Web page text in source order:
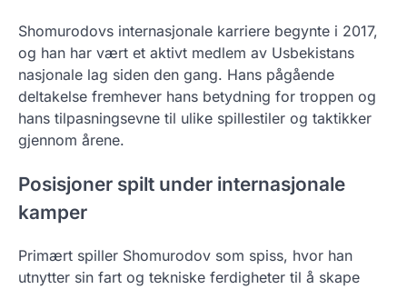
Shomurodovs internasjonale karriere begynte i 2017,
og han har vært et aktivt medlem av Usbekistans
nasjonale lag siden den gang. Hans pågående
deltakelse fremhever hans betydning for troppen og
hans tilpasningsevne til ulike spillestiler og taktikker
gjennom årene.
Posisjoner spilt under internasjonale
kamper
Primært spiller Shomurodov som spiss, hvor han
utnytter sin fart og tekniske ferdigheter til å skape